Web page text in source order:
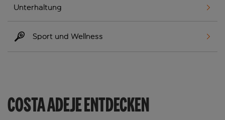
Unterhaltung
Sport und Wellness
COSTA ADEJE ENTDECKEN